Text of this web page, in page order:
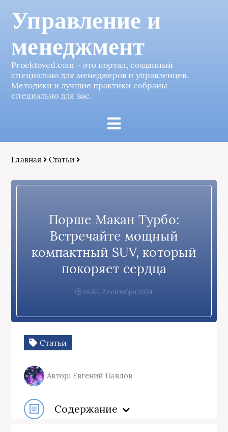
Управление и
менеджмент
Proektoved.com – это портал, созданный
специально для менеджеров и управленцев.
Методики и лучшие практики собраны
специально для вас.
Главная Статьи
Порше Макан Турбо:
Встречайте мощный
компактный SUV, который
покоряет сердца
16:55, 2 сентября 2024
Статьи
Автор: Евгений Павлов
Содержание